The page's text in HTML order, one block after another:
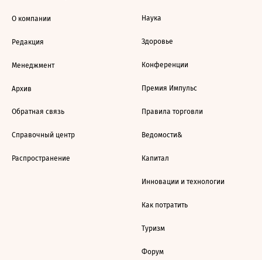
О компании
Редакция
Менеджмент
Архив
Обратная связь
Справочный центр
Распространение
Наука
Здоровье
Конференции
Премия Импульс
Правила торговли
Ведомости&
Капитал
Инновации и технологии
Как потратить
Туризм
Форум